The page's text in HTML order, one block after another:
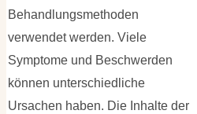
Behandlungsmethoden
verwendet werden. Viele
Symptome und Beschwerden
können unterschiedliche
Ursachen haben. Die Inhalte der